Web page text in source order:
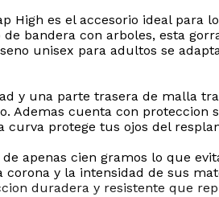
High es el accesorio ideal
bandera con arboles, esta
unisex para adultos se
y una parte trasera de malla
Ademas cuenta con
protege tus ojos del
apenas cien gramos lo que
y la intensidad de sus
duradera y resistente que